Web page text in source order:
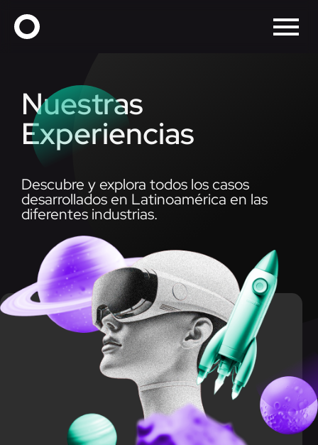
Nuestras
Experiencias
Descubre y explora todos los casos
desarrollados en Latinoamérica en las
diferentes industrias.